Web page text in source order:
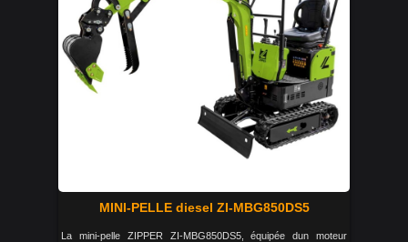
MINI-PELLE diesel ZI-MBG850DS5
La mini-pelle ZIPPER ZI-MBG850DS5, équipée dun moteur